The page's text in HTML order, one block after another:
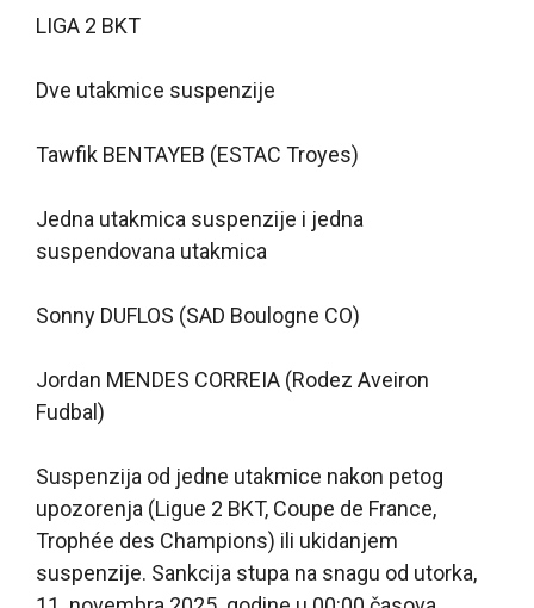
LIGA 2 BKT
Dve utakmice suspenzije
Tawfik BENTAYEB (ESTAC Troyes)
Jedna utakmica suspenzije i jedna
suspendovana utakmica
Sonny DUFLOS (SAD Boulogne CO)
Jordan MENDES CORREIA (Rodez Aveiron
Fudbal)
Suspenzija od jedne utakmice nakon petog
upozorenja (Ligue 2 BKT, Coupe de France,
Trophée des Champions) ili ukidanjem
suspenzije. Sankcija stupa na snagu od utorka,